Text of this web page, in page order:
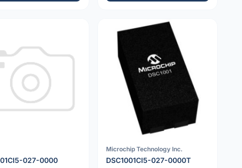
027-0000
Microchip Technology Inc.
DSC1001CI5-027-0000T